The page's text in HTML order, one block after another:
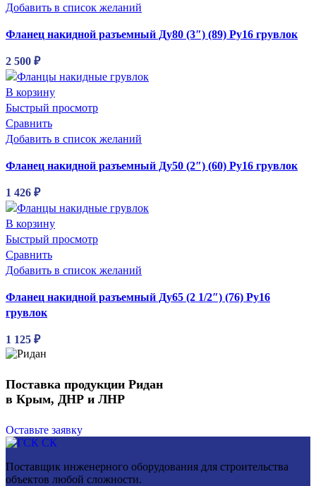
Добавить в список желаний
Фланец накидной разъемный Ду80 (3″) (89) Ру16 грувлок
2 500 ₽
В корзину
Быстрый просмотр
Сравнить
Добавить в список желаний
Фланец накидной разъемный Ду50 (2″) (60) Ру16 грувлок
1 426 ₽
В корзину
Быстрый просмотр
Сравнить
Добавить в список желаний
Фланец накидной разъемный Ду65 (2 1/2″) (76) Ру16
грувлок
1 125 ₽
Поставка продукции Ридан
в Крым, ДНР и ЛНР
Оставьте заявку
Поставщик инженерного оборудования для строительства
объектов любой сложности.